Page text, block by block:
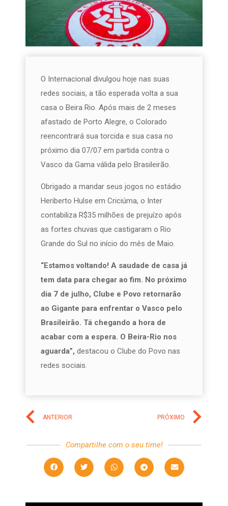
O Internacional divulgou hoje nas suas
redes sociais, a tão esperada volta a sua
casa o Beira Rio. Após mais de 2 meses
afastado de Porto Alegre, o Colorado
reencontrará sua torcida e sua casa no
próximo dia 07/07 em partida contra o
Vasco da Gama válida pelo Brasileirão.
Obrigado a mandar seus jogos no estádio
Heriberto Hulse em Criciúma, o Inter
contabiliza R$35 milhões de prejuízo após
as fortes chuvas que castigaram o Rio
Grande do Sul no início do mês de Maio.
“Estamos voltando! A saudade de casa já
tem data para chegar ao fim. No próximo
dia 7 de julho, Clube e Povo retornarão
ao Gigante para enfrentar o Vasco pelo
Brasileirão. Tá chegando a hora de
acabar com a espera. O Beira-Rio nos
aguarda”, destacou o Clube do Povo nas
redes sociais.
ANTERIOR PRÓXIMO
Compartilhe com o seu time!